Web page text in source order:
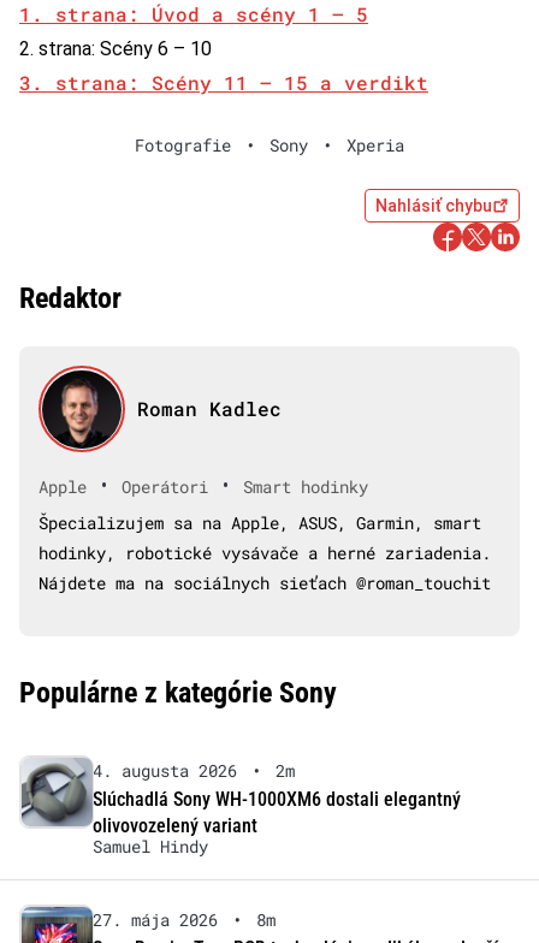
1. strana: Úvod a scény 1 – 5
2. strana: Scény 6 – 10
3. strana: Scény 11 – 15 a verdikt
Fotografie • Sony • Xperia
Nahlásiť chybu
Redaktor
Roman Kadlec
Apple • Operátori •
Smart hodinky
Špecializujem sa na Apple, ASUS, Garmin, smart
hodinky, robotické vysávače a herné zariadenia.
Nájdete ma na sociálnych sieťach @roman_touchit
Populárne z kategórie Sony
4. augusta 2026 •
2m
Slúchadlá Sony WH-1000XM6 dostali elegantný
olivovozelený variant
Samuel Hindy
27. mája 2026 •
8m